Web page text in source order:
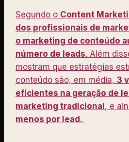
Segundo o Content
dos profissionais de
o marketing de conteúdo
número de leads. Além
mostram que estratégias
conteúdo são, em média, 3
eficientes na geração de
marketing tradicional, e
menos por lead.